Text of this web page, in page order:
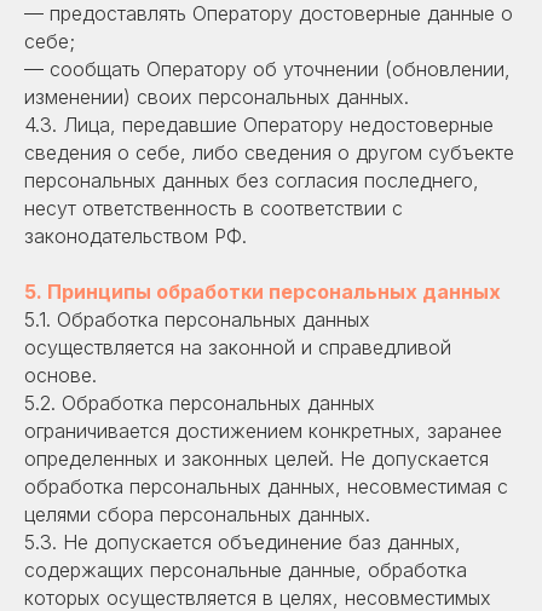
— предоставлять Оператору достоверные данные о
себе;
— сообщать Оператору об уточнении (обновлении,
изменении) своих персональных данных.
4.3. Лица, передавшие Оператору недостоверные
сведения о себе, либо сведения о другом субъекте
персональных данных без согласия последнего,
несут ответственность в соответствии с
законодательством РФ.
5. Принципы обработки персональных данных
5.1. Обработка персональных данных
осуществляется на законной и справедливой
основе.
5.2. Обработка персональных данных
ограничивается достижением конкретных, заранее
определенных и законных целей. Не допускается
обработка персональных данных, несовместимая с
целями сбора персональных данных.
5.3. Не допускается объединение баз данных,
содержащих персональные данные, обработка
которых осуществляется в целях, несовместимых